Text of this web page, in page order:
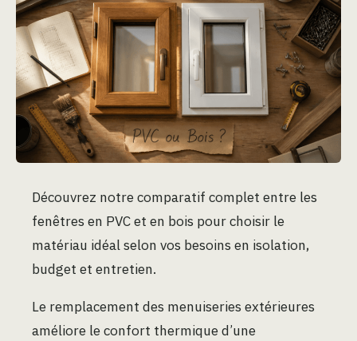
Découvrez notre comparatif complet entre les
fenêtres en PVC et en bois pour choisir le
matériau idéal selon vos besoins en isolation,
budget et entretien.
Le remplacement des menuiseries extérieures
améliore le confort thermique d’une